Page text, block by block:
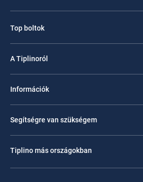
Top boltok
A Tiplinoról
Információk
Segítségre van szükségem
Tiplino más országokban